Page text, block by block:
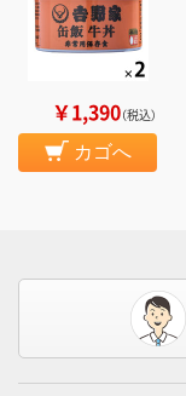
￥1,390（税込）
カゴへ